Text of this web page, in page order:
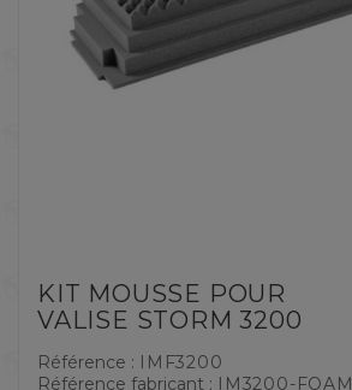
KIT MOUSSE POUR
VALISE STORM 3200
Référence : IMF3200
Référence fabricant : IM3200-FOAM